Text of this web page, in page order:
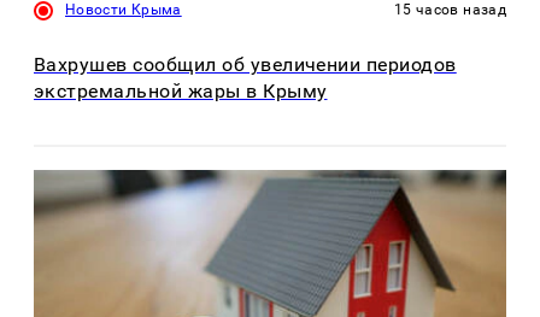
Новости Крыма 15 часов назад
Вахрушев сообщил об увеличении периодов
экстремальной жары в Крыму